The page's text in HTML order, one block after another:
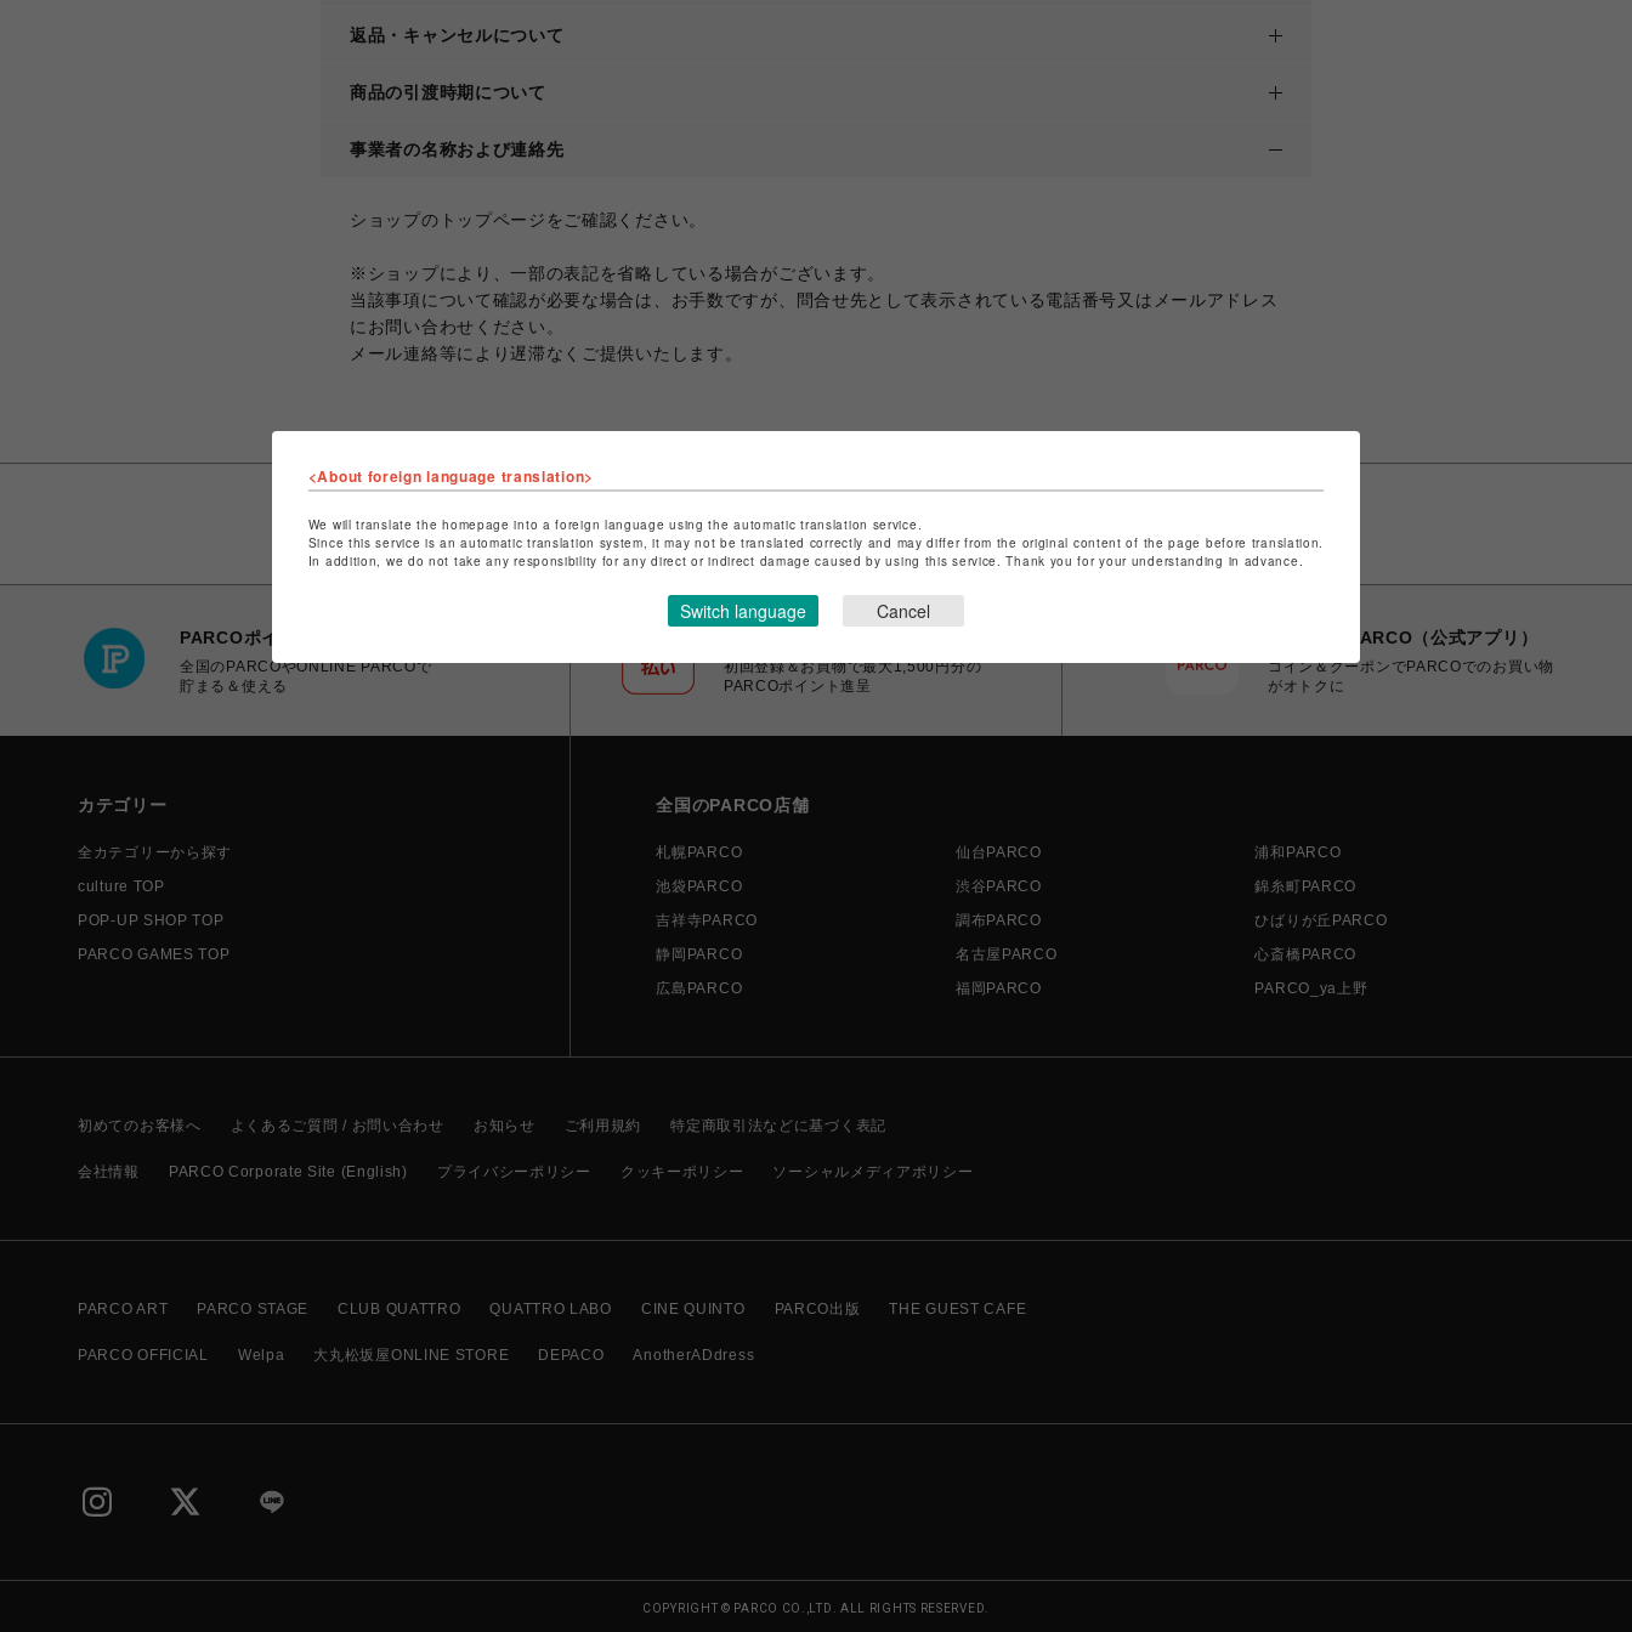
返品・キャンセルについて
商品の引渡時期について
事業者の名称および連絡先
ショップのトップページをご確認ください。
※ショップにより、一部の表記を省略している場合がございます。
当該事項について確認が必要な場合は、お手数ですが、問合せ先として表示されている電話番号又はメールアドレス
にお問い合わせください。
メール連絡等により遅滞なくご提供いたします。
PARCOポイント
全国のPARCOやONLINE PARCOで
貯まる＆使える
初回登録＆お買物で最大1,500円分の
PARCOポイント進呈
POCKET PARCO（公式アプリ）
コイン＆クーポンでPARCOでのお買い物
がオトクに
カテゴリー
全カテゴリーから探す
culture TOP
POP-UP SHOP TOP
PARCO GAMES TOP
全国のPARCO店舗
札幌PARCO 仙台PARCO
浦和PARCO
池袋PARCO
渋谷PARCO
錦糸町PARCO
吉祥寺PARCO
調布PARCO
ひばりが丘PARCO
静岡PARCO
名古屋PARCO
心斎橋PARCO
広島PARCO
福岡PARCO PARCO_ya上野
初めてのお客様へ よくあるご質問 / お問い合わせ お知らせ ご利用規約 特定商取引法などに基づく表記
会社情報 PARCO Corporate Site (English) プライバシーポリシー クッキーポリシー ソーシャルメディアポリシー
PARCO ART PARCO STAGE CLUB QUATTRO QUATTRO LABO CINE QUINTO PARCO出版 THE GUEST CAFE
PARCO OFFICIAL Welpa 大丸松坂屋ONLINE STORE DEPACO AnotherADdress
COPYRIGHT © PARCO CO.,LTD. ALL RIGHTS RESERVED.
<About foreign language translation>
We will translate the homepage into a foreign language using the automatic translation service.
Since this service is an automatic translation system, it may not be translated correctly and may differ from the original content of the page before translation.
In addition, we do not take any responsibility for any direct or indirect damage caused by using this service. Thank you for your understanding in advance.
Switch language Cancel